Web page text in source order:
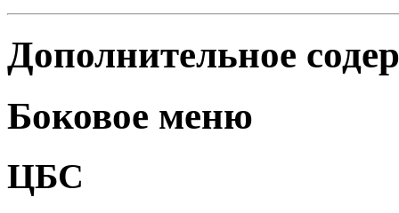
Дополнительное
Боковое меню
ЦБС